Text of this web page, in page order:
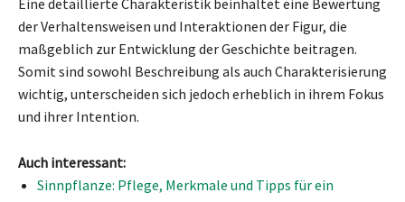
der Verhaltensweisen und Interaktionen der Figur, die
maßgeblich zur Entwicklung der Geschichte beitragen.
Somit sind sowohl Beschreibung als auch Charakterisierung
wichtig, unterscheiden sich jedoch erheblich in ihrem Fokus
und ihrer Intention.
Auch interessant:
Sinnpflanze: Pflege, Merkmale und Tipps für ein